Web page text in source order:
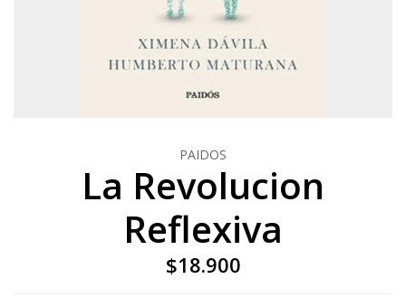
PAIDOS
La Revolucion
Reflexiva
$18.900